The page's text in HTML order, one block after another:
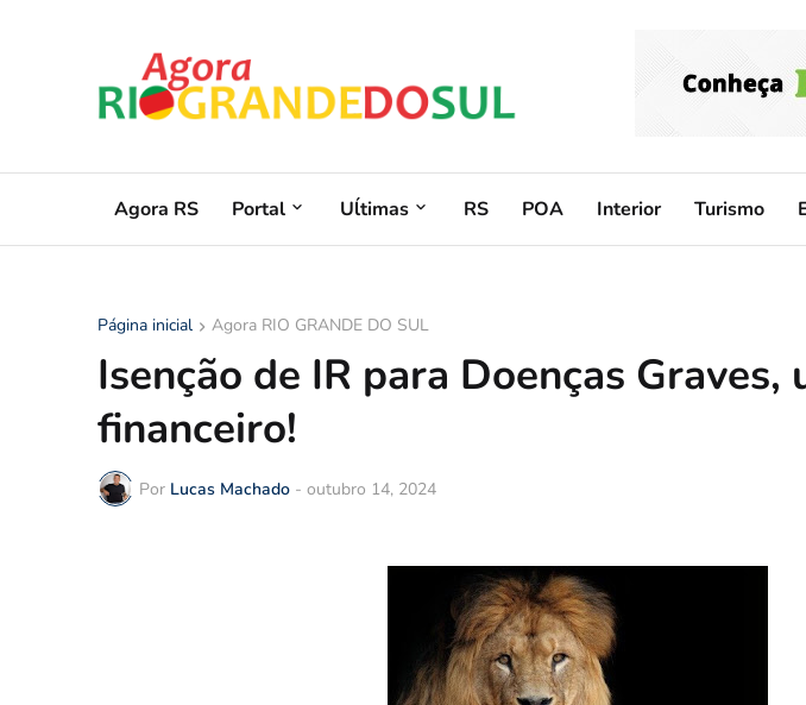
Agora RS Portal Uĺtimas RS POA Interior Turismo
Página inicial Agora RIO GRANDE DO SUL
Isenção de IR para Doenças Graves,
financeiro!
Por Lucas Machado - outubro 14, 2024